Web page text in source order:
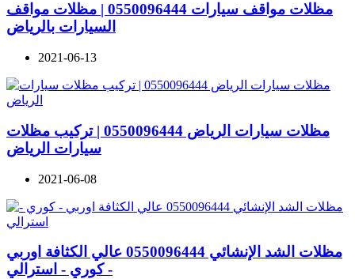
مظلات مواقف سيارات 0550096444 | مظلات مواقف
السيارات بالرياض
2021-06-13
مظلات سيارات الرياض 0550096444 | تركيب مظلات
سيارات الرياض
2021-06-08
مظلات الشد الإنشائي 0550096444 عالي الكثافة اوربي
- كوري - استرالي